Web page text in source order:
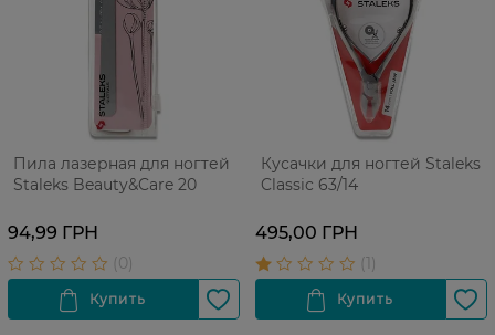
Пила лазерная для ногтей
Staleks Beauty&Care 20
94,99 ГРН
Кусачки для ногтей Staleks
Classic 63/14
495,00 ГРН